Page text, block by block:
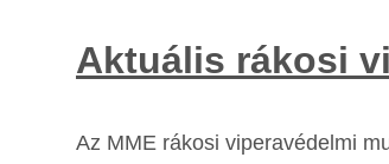
Aktuális rákosi
Az MME rákosi viperavédelmi